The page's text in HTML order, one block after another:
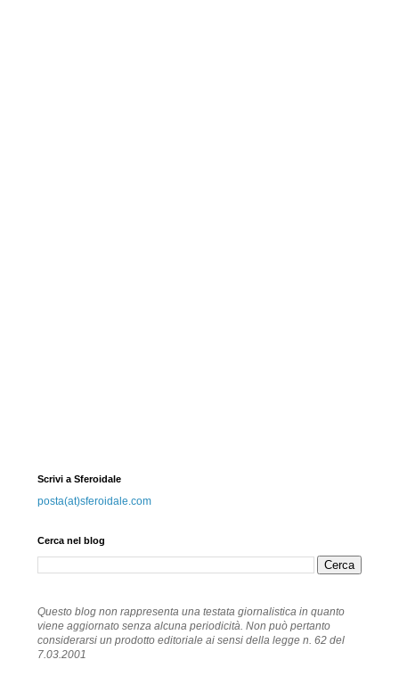
Scrivi a Sferoidale
posta(at)sferoidale.com
Cerca nel blog
Questo blog non rappresenta una testata giornalistica in quanto
viene aggiornato senza alcuna periodicità. Non può pertanto
considerarsi un prodotto editoriale ai sensi della legge n. 62 del
7.03.2001